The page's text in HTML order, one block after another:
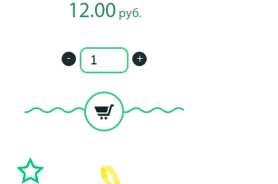
12.00руб.
- +